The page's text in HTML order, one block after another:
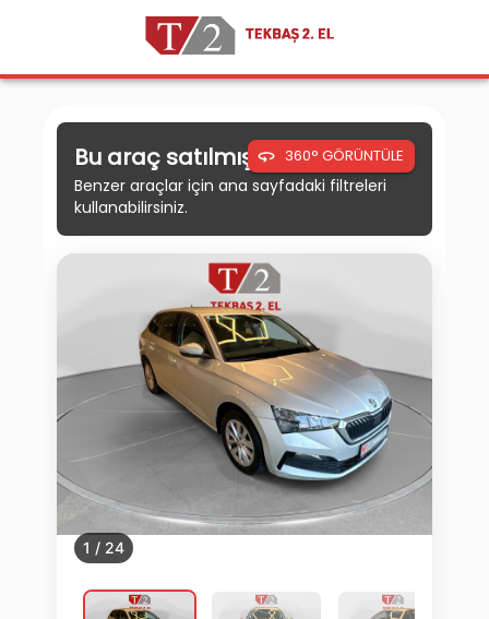
Bu araç satılmıştır.
Benzer araçlar için ana sayfadaki filtreleri
kullanabilirsiniz.
1 / 24
360° GÖRÜNTÜLE